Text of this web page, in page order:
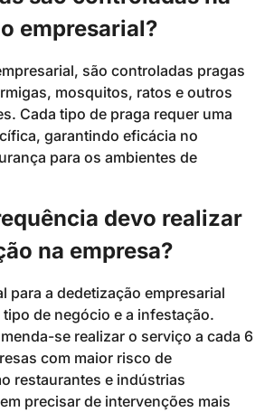
empresarial?
são controladas pragas
mosquitos, ratos e outros
Cada tipo de praga requer uma
garantindo eficácia no
para os ambientes de
devo realizar
na empresa?
para a dedetização empresarial
de negócio e a infestação.
se realizar o serviço a cada 6
com maior risco de
restaurantes e indústrias
precisar de intervenções mais